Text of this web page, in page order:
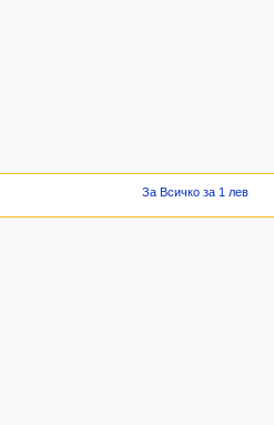
За Всичко за 1 лев